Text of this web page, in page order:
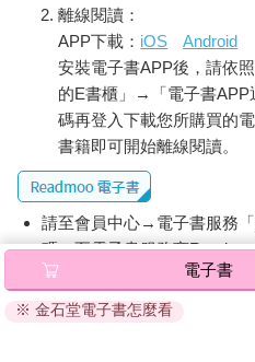
離線閱讀：
APP下載： iOS
Android
安裝電子書APP後，請依
的E書櫃」→「電子書APP
碼再登入下載您所購買的
書籍即可開始離線閱讀。
請至會員中心→電子書服務
碼』至電子書服務商
退換貨須知：
因版權保護，您在金石堂所
電子書
※ 金石堂電子書怎麼看